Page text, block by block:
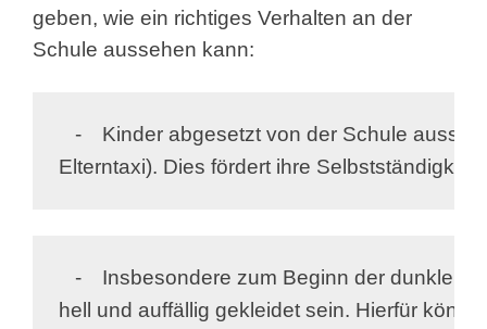
geben, wie ein richtiges Verhalten an der
Schule aussehen kann:
   -	Kinder abgesetzt von der Schule aussteigen lassen (sogenannte
Elterntaxi). Dies fördert ihre Selbstständigkeit.
   -	Insbesondere zum Beginn der dunklen Jahreszeit sollen Kinder
hell und auffällig gekleidet sein. Hierfür